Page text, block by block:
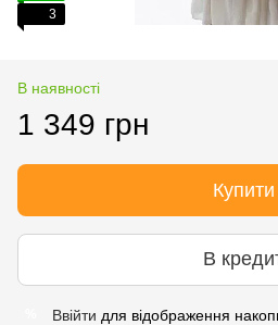
3
В наявності
1 349 грн
Купити
В
Ввійти для відображення